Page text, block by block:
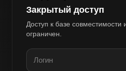
Закрытый доступ
Доступ к базе совместимости
ограничен.